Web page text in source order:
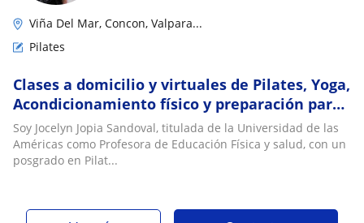
Viña Del Mar, Concon, Valpara...
Pilates
Clases a domicilio y virtuales de Pilates, Yoga,
Acondicionamiento físico y preparación para
bailarinas/es
Soy Jocelyn Jopia Sandoval, titulada de la Universidad de las
Américas como Profesora de Educación Física y salud, con un
posgrado en Pilat...